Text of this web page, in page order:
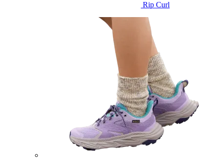
Rip Curl